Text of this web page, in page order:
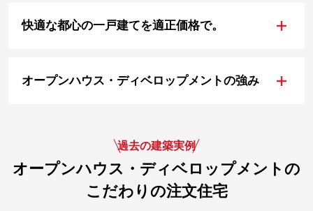
快適な都心の一戸建てを適正価格で。 +
オープンハウス・ディベロップメントの強み +
過去の建築実例
オープンハウス・ディベロップメントの
こだわりの注文住宅